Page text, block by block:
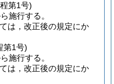
第1号)
施行する。
は，改正後の規定にか
第1号)
施行する。
は，改正後の規定にか